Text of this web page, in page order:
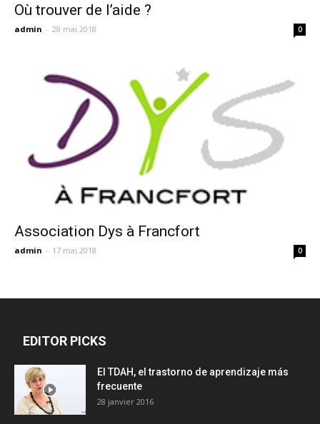
Où trouver de l’aide ?
admin - 28 mai 2018 0
Association Dys à Francfort
admin - 17 mai 2018 0
EDITOR PICKS
El TDAH, el trastorno de aprendizaje más
frecuente
28 janvier 2016